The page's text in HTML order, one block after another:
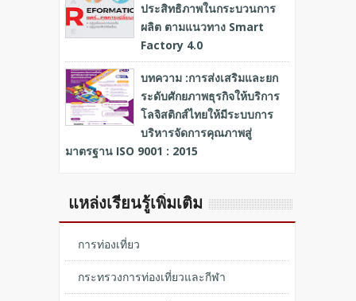
ประสิทธิภาพในกระบวนการ
ผลิต ตามแนวทาง Smart
Factory 4.0
บทความ :การส่งเสริมและยก
ระดับศักยภาพธุรกิจให้บริการ
โลจิสติกส์ไทยให้มีระบบการ
บริหารจัดการคุณภาพสู่
มาตรฐาน ISO 9001 : 2015
แหล่งเรียนรู้เพิ่มเติม
การท่องเที่ยว
กระทรวงการท่องเที่ยวและกีฬา